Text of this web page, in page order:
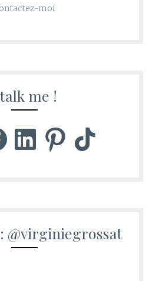
moi
me !
LinkedInPinterest TikTok
@virginiegrossat